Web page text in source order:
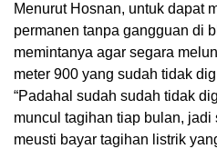
Menurut Hosnan, untuk dapat
permanen tanpa gangguan di
memintanya agar segara
meter 900 yang sudah tidak
“Padahal sudah sudah tidak
muncul tagihan tiap bulan, jadi
meusti bayar tagihan listrik